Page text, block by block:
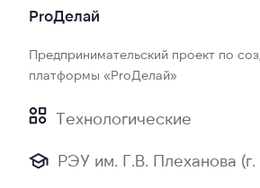
ProДелай
Предпринимательский проект по
платформы «ProДелай»
Технологические
РЭУ им. Г.В. Плеханова